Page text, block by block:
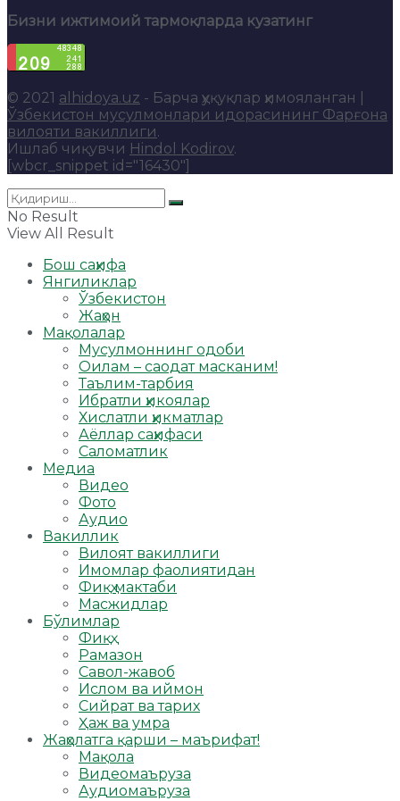
Бизни ижтимоий тармоқларда кузатинг
© 2021 alhidoya.uz - Барча ҳуқуқлар ҳимояланган |
Ўзбекистон мусулмонлари идорасининг Фарғона
вилояти вакиллиги.
Ишлаб чиқувчи Hindol Kodirov.
[wbcr_snippet id="16430"]
No Result
View All Result
Бош саҳифа
Янгиликлар
Ўзбекистон
Жаҳон
Мақолалар
Мусулмоннинг одоби
Оилам – саодат масканим!
Таълим-тарбия
Ибратли ҳикоялар
Хислатли ҳикматлар
Аёллар саҳифаси
Саломатлик
Медиа
Видео
Фото
Аудио
Вакиллик
Вилоят вакиллиги
Имомлар фаолиятидан
Фиқҳ мактаби
Масжидлар
Бўлимлар
Фиқҳ
Рамазон
Савол-жавоб
Ислом ва иймон
Сийрат ва тарих
Ҳаж ва умра
Жаҳолатга қарши – маърифат!
Мақола
Видеомаъруза
Аудиомаъруза